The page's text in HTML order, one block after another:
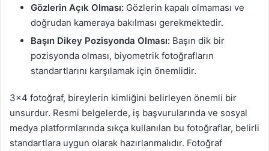
Gözlerin Açık Olması: Gözlerin kapalı olmaması ve
doğrudan kameraya bakılması gerekmektedir.
Başın Dikey Pozisyonda Olması: Başın dik bir
pozisyonda olması, biyometrik fotoğrafların
standartlarını karşılamak için önemlidir.
3×4 fotoğraf, bireylerin kimliğini belirleyen önemli bir
unsurdur. Resmi belgelerde, iş başvurularında ve sosyal
medya platformlarında sıkça kullanılan bu fotoğraflar, belirli
standartlara uygun olarak hazırlanmalıdır. Fotoğraf